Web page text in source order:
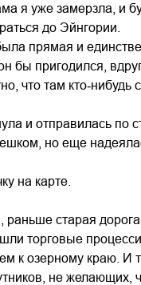
я уже замерзла, и
до Эйнгории.
прямая и
бы пригодился,
что там кто‑нибудь
и отправилась по
но еще
на карте.
раньше старая
торговые
к озерному краю. И
не